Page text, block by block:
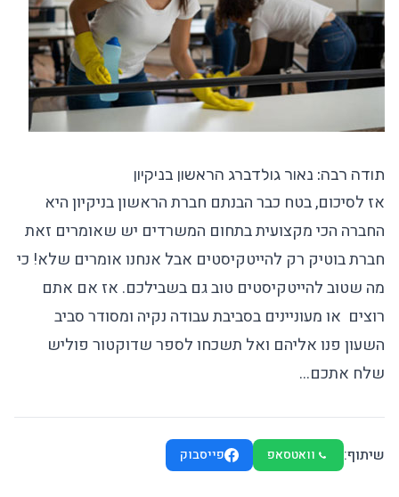
תודה רבה: נאור גולדברג הראשון בניקיון
אז לסיכום, בטח כבר הבנתם חברת הראשון בניקיון היא
החברה הכי מקצועית בתחום המשרדים יש שאומרים זאת
חברת בוטיק רק להייטקיסטים אבל אנחנו אומרים שלא! כי
מה שטוב להייטקיסטים טוב גם בשבילכם. אז אם אתם
רוצים או מעוניינים בסביבת עבודה נקיה ומסודר סביב
השעון פנו אליהם ואל תשכחו לספר שדוקטור פוליש
שלח אתכם…
שיתוף: וואטסאפ פייסבוק